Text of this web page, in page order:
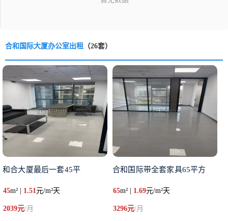
合和国际大厦办公室出租 （26套）
和合大厦最后一套45平
45m² | 1.51元/m²天
2039元/月
合和国际带全套家具65平方
65m² | 1.69元/m²天
3296元/月